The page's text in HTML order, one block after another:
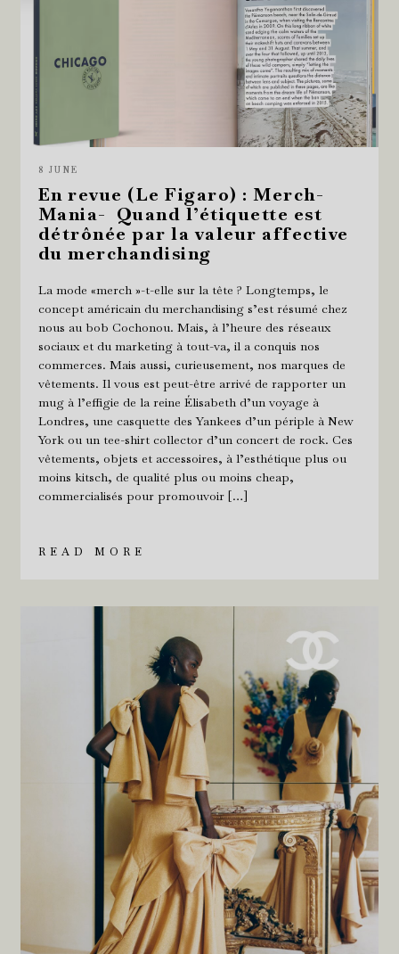
8 JUNE
En revue (Le Figaro) : Merch-
Mania- Quand l’étiquette est
détrônée par la valeur affective
du merchandising
La mode «merch »-t-elle sur la tête ? Longtemps, le
concept américain du merchandising s’est résumé chez
nous au bob Cochonou. Mais, à l’heure des réseaux
sociaux et du marketing à tout-va, il a conquis nos
commerces. Mais aussi, curieusement, nos marques de
vêtements. Il vous est peut-être arrivé de rapporter un
mug à l’effigie de la reine Élisabeth d’un voyage à
Londres, une casquette des Yankees d’un périple à New
York ou un tee-shirt collector d’un concert de rock. Ces
vêtements, objets et accessoires, à l’esthétique plus ou
moins kitsch, de qualité plus ou moins cheap,
commercialisés pour promouvoir […]
READ MORE